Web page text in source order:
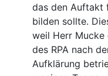
das den Auftakt
bilden sollte.
weil Herr
des RPA nach
Aufklärung